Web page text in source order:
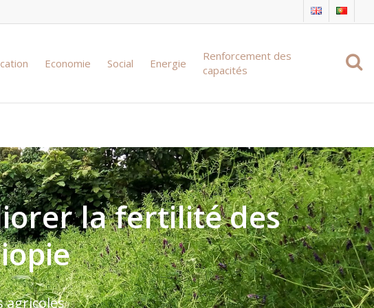
Economie Social Energie
Renforcement des
capacités
la fertilité des
agricoles